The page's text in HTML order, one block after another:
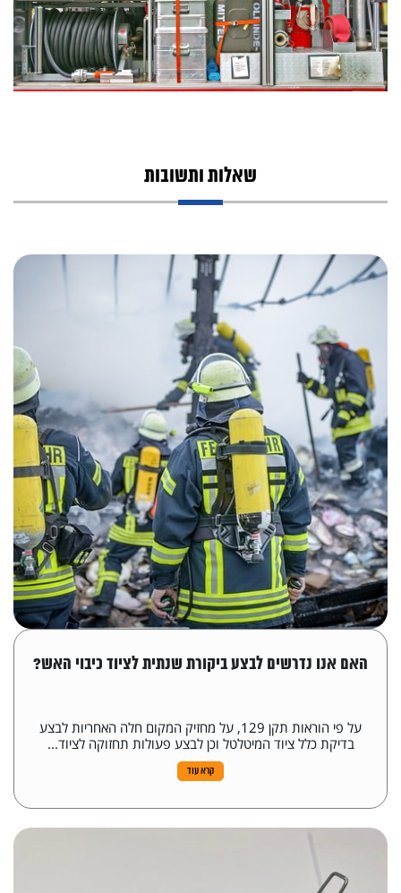
שאלות ותשובות
האם אנו נדרשים לבצע ביקורת שנתית לציוד כיבוי האש?
על פי הוראות תקן 129, על מחזיק המקום חלה האחריות לבצע
בדיקת כלל ציוד המיטלטל וכן לבצע פעולות תחזוקה לציוד...
קרא עוד